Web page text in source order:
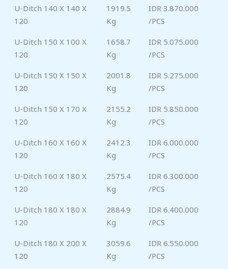
U-Ditch 140 X 140 X
120
1919.5
Kg
IDR 3.870.000
/PCS
U-Ditch 150 X 100 X
120
1658.7
Kg
IDR 5.075.000
/PCS
U-Ditch 150 X 150 X
120
2001.8
Kg
IDR 5.275.000
/PCS
U-Ditch 150 X 170 X
120
2155.2
Kg
IDR 5.850.000
/PCS
U-Ditch 160 X 160 X
120
2412.3
Kg
IDR 6.000.000
/PCS
U-Ditch 160 X 180 X
120
2575.4
Kg
IDR 6.300.000
/PCS
U-Ditch 180 X 180 X
120
2884.9
Kg
IDR 6.400.000
/PCS
U-Ditch 180 X 200 X
120
3059.6
Kg
IDR 6.550.000
/PCS